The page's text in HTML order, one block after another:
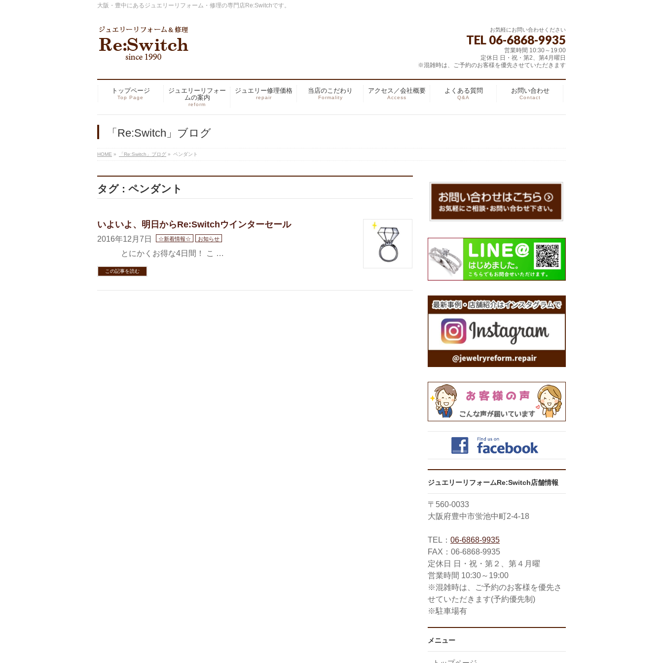
大阪・豊中にあるジュエリーリフォーム・修理の専門店Re:Switchです。
お気軽にお問い合わせください
TEL 06-6868-9935
営業時間 10:30～19:00
定休日 日・祝・第2、第4月曜日
※混雑時は、ご予約のお客様を優先させていただきます
トップページ
Top Page
ジュエリーリフォー
ムの案内
reform
ジュエリー修理価格
repair
当店のこだわり
Formality
アクセス／会社概要
Access
よくある質問
Q&A
お問い合わせ
Contact
「Re:Switch」ブログ
HOME » 「Re:Switch」ブログ » ペンダント
タグ : ペンダント
いよいよ、明日からRe:Switchウインターセール
2016年12月7日 ☆新着情報☆ お知らせ
とにかくお得な4日間！ こ …
この記事を読む
ジュエリーリフォームRe:Switch店舗情報
〒560-0033
大阪府豊中市蛍池中町2-4-18
TEL： 06-6868-9935
FAX：06-6868-9935
定休日 日・祝・第２、第４月曜
営業時間 10:30～19:00
※混雑時は、ご予約のお客様を優先さ
せていただきます(予約優先制)
※駐車場有
メニュー